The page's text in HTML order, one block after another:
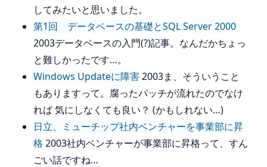
してみたいと思いました。
第1回 データベースの基礎とSQL Server 2000
2003データベースの入門(?)記事。なんだかちょっ
と難しかったです…。
Windows Updateに障害2003ま、そういうこと
もありますって。腐ったパッチが流れたのでなけ
れば 気にしなくても良い？ (かもしれない…)
日立、ミューチップ社内ベンチャーを事業部に昇
格 2003社内ベンチャーが事業部に昇格って、すん
ごい話ですね…